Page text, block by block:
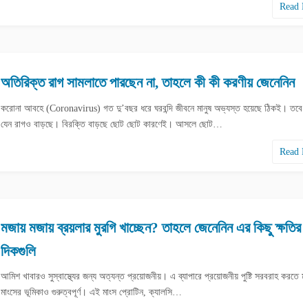
Read
অতিরিক্ত রাগ সামলাতে পারছেন না, তাহলে কী কী করণীয় জেনেনিন
করোনা আবহে (Coronavirus) গত দু’বছর ধরে ঘরবন্দি জীবনে মানুষ অভ্যস্ত হয়েছে ঠিকই। তবে
যেন রাগও বাড়ছে। বিরক্তি বাড়ছে ছোট ছোট কারণেই। আসলে ছোট…
Read
মজায় মজায় ব্রয়লার মুরগি খাচ্ছেন? তাহলে জেনেনিন এর কিছু ক্ষতির
দিকগুলি
আমিশ খাবারও সুস্বাস্থ্যের জন্য অত্যন্ত প্রয়োজনীয়। এ ব্যাপারে প্রয়োজনীয় পুষ্টি সরবরাহ করতে
মাংসের ভূমিকাও গুরুত্বপূর্ণ। এই মাংস প্রোটিন, ক্যালসি…